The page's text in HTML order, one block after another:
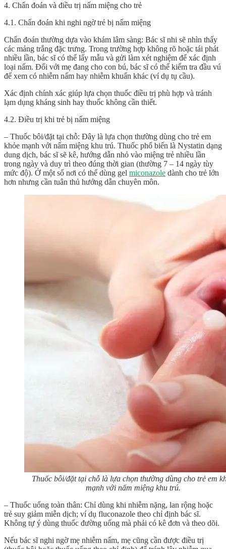
4. Chẩn đoán và điều trị nấm miệng cho trẻ
4.1. Chẩn đoán khi nghi ngờ trẻ bị nấm miệng
Chẩn đoán thường dựa vào khám lâm sàng: Bác sĩ nhi sẽ nhìn thấy
các mảng trắng đặc trưng. Trong trường hợp không rõ hoặc tái phát
nhiều lần, bác sĩ có thể lấy mẫu và gửi làm xét nghiệm để xác định
loại nấm. Đối với mẹ đang cho con bú, bác sĩ có thể kiểm tra đầu vú
để xem có nhiễm nấm hay nhiễm khuẩn khác (ví dụ tụ cầu).
Xác định chính xác giúp lựa chọn thuốc điều trị phù hợp và tránh
lạm dụng kháng sinh hay thuốc không cần thiết.
4.2. Điều trị khi trẻ bị nấm miệng
– Thuốc bôi/đặt tại chỗ: Đây là lựa chọn thường dùng cho trẻ em
khỏe mạnh với nấm miệng khu trú. Thuốc phổ biến là Nystatin dạng
dung dịch, bác sĩ sẽ kê, hướng dẫn nhỏ vào miệng trẻ nhiều lần
trong ngày và duy trì theo đúng thời gian (thường 7 – 14 ngày tùy
mức độ). Ở một số nơi có thể dùng gel miconazole dành cho trẻ lớn
hơn nhưng cần tuân thủ hướng dẫn chuyên môn.
Thuốc bôi/đặt tại chỗ là lựa chọn thường dùng cho trẻ em
mạnh với nấm miệng khu trú.
– Thuốc uống toàn thân: Chỉ dùng khi nhiễm nặng, lan rộng hoặc
trẻ suy giảm miễn dịch; ví dụ fluconazole theo chỉ định bác sĩ.
Không tự ý dùng thuốc đường uống mà phải có kê đơn và theo dõi.
Nếu bác sĩ nghi ngờ mẹ nhiễm nấm, mẹ cũng cần được điều trị